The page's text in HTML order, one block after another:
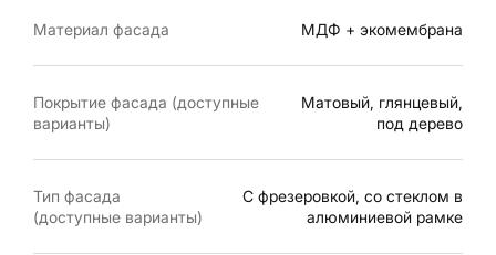
Материал фасада МДФ + экомембрана
Покрытие фасада (доступные
варианты)
Матовый, глянцевый,
под дерево
Тип фасада
(доступные варианты)
С фрезеровкой, со стеклом в
алюминиевой рамке